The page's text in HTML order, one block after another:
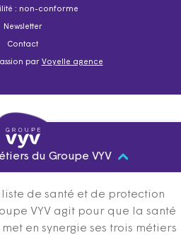
: non-conforme
Newsletter
Contact
par Voyelle agence
du Groupe VYV
de santé et de protection
VYV agit pour que la santé
en synergie ses trois métiers